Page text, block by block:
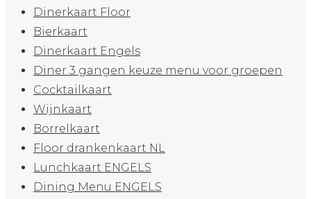
Dinerkaart Floor
Bierkaart
Dinerkaart Engels
Diner 3 gangen keuze menu voor groepen
Cocktailkaart
Wijnkaart
Borrelkaart
Floor drankenkaart NL
Lunchkaart ENGELS
Dining Menu ENGELS